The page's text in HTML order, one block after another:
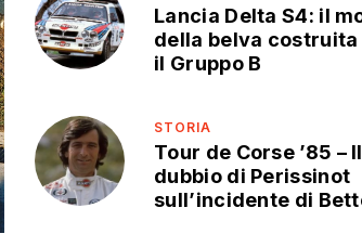
Lancia Delta S4: il
della belva costruita
il Gruppo B
STORIA
Tour de Corse ’85 – Il
dubbio di Perissinot
sull’incidente di